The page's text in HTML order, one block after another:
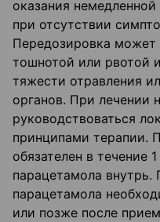
оказания
при отсутствии
Передозировка может
тошнотой или рвотой
тяжести отравления
органов. При лечении
руководствоваться
принципами терапии.
обязателен в течение
парацетамола
парацетамола
или позже после